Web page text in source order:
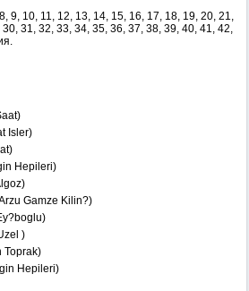
9, 10, 11, 12, 13, 14, 15, 16, 17, 18, 19, 20, 21,
31, 32, 33, 34, 35, 36, 37, 38, 39, 40, 41, 42,
Isler)
Hepileri)
Gamze Kilin?)
)
Toprak)
Hepileri)